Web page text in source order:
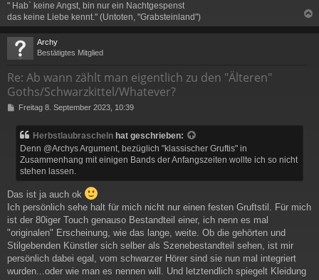
" Hab` keine Angst, bin nur ein Nachtgespenst
das keine Liebe kennt." (Untoten, "Grabsteinland")
a
Archy
Bestätigtes Mitglied
Re: Ab wann zählt man eigentlich zu den "Älteren"
Goths/Schwarzkittel/Whatever?
BFreitag 8. September 2023, 10:39
Herbstlaubrascheln hat geschrieben:
Denn @Archys Argument, bezüglich "klassischer Gruftis" in
Zusammenhang mit einigen Bands der Anfangszeiten wollte ich so nicht
stehen lassen.
Das ist ja auch ok
Ich persönlich sehe halt für mich nicht nur einen festen Gruftstil. Für mich
ist der 80iger Touch genauso Bestandteil einer, ich nenn es mal
"originalen" Erscheinung, wie das lange, weite. Ob die gehörten und
Stilgebenden Künstler sich selber als Szenebestandteil sehen, ist mir
persönlich dabei egal, vom schwarzer Hörer sind sie nun mal integriert
wurden...oder wie man es nennen will. Und letztendlich spiegelt Kleidung